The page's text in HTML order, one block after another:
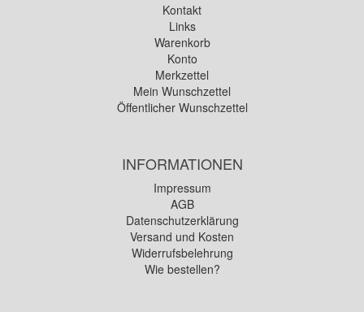
Kontakt
Links
Warenkorb
Konto
Merkzettel
Mein Wunschzettel
Öffentlicher Wunschzettel
INFORMATIONEN
Impressum
AGB
Datenschutzerklärung
Versand und Kosten
Widerrufsbelehrung
Wie bestellen?